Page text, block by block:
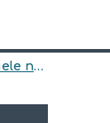
Adidasi mamici din piele naturala model ABILENE